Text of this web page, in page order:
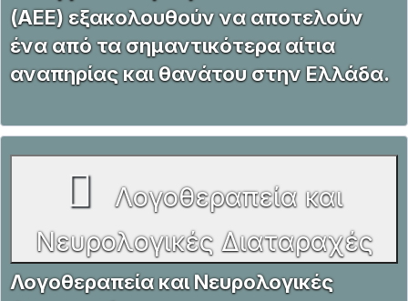
(ΑΕΕ) εξακολουθούν να αποτελούν
ένα από τα σημαντικότερα αίτια
αναπηρίας και θανάτου στην Ελλάδα.
Λογοθεραπεία και
Νευρολογικές Διαταραχές
Λογοθεραπεία και Νευρολογικές